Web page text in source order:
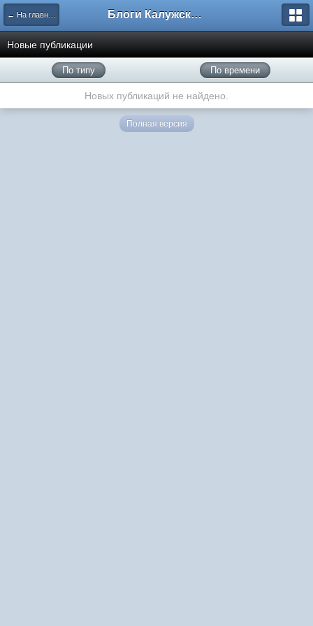
← На главную Блоги Калужского перекрестка
Новые публикации
По типу По времени
Новых публикаций не найдено.
Полная версия